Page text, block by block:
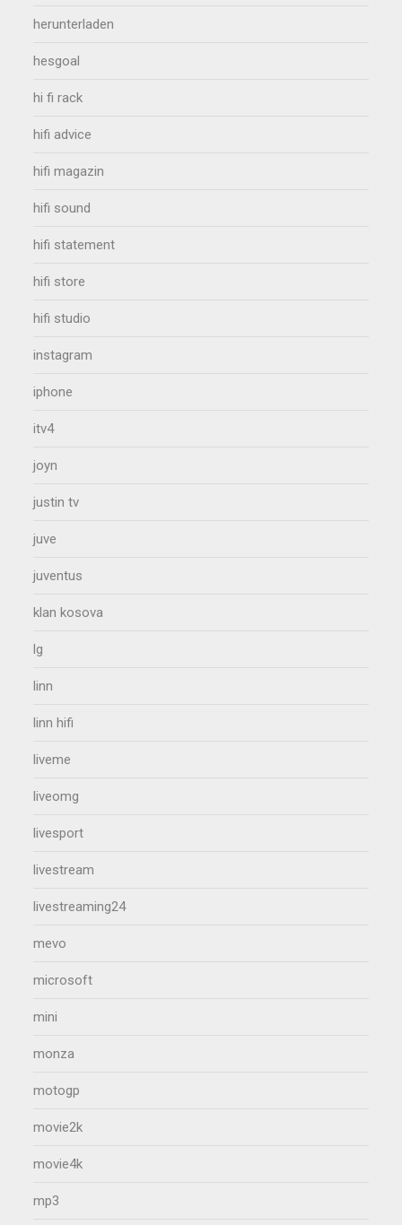
herunterladen
hesgoal
hi fi rack
hifi advice
hifi magazin
hifi sound
hifi statement
hifi store
hifi studio
instagram
iphone
itv4
joyn
justin tv
juve
juventus
klan kosova
lg
linn
linn hifi
liveme
liveomg
livesport
livestream
livestreaming24
mevo
microsoft
mini
monza
motogp
movie2k
movie4k
mp3